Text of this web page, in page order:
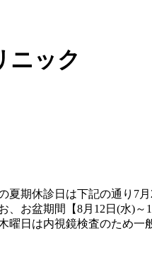
ニック
夏期休診日は下記の通り7
、お盆期間【8月12日(水)
日は内視鏡検査のため一